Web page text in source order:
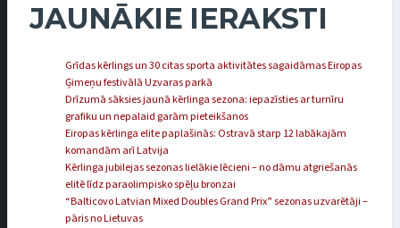
JAUNĀKIE IERAKSTI
Grīdas kērlings un 30 citas sporta aktivitātes sagaidāmas Eiropas
Ģimeņu festivālā Uzvaras parkā
Drīzumā sāksies jaunā kērlinga sezona: iepazīsties ar turnīru
grafiku un nepalaid garām pieteikšanos
Eiropas kērlinga elite paplašinās: Ostravā starp 12 labākajām
komandām arī Latvija
Kērlinga jubilejas sezonas lielākie lēcieni – no dāmu atgriešanās
elitē līdz paraolimpisko spēļu bronzai
“Balticovo Latvian Mixed Doubles Grand Prix” sezonas uzvarētāji –
pāris no Lietuvas